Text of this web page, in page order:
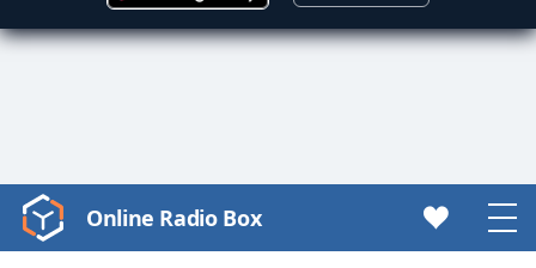
Video
Player
Online Radio Box